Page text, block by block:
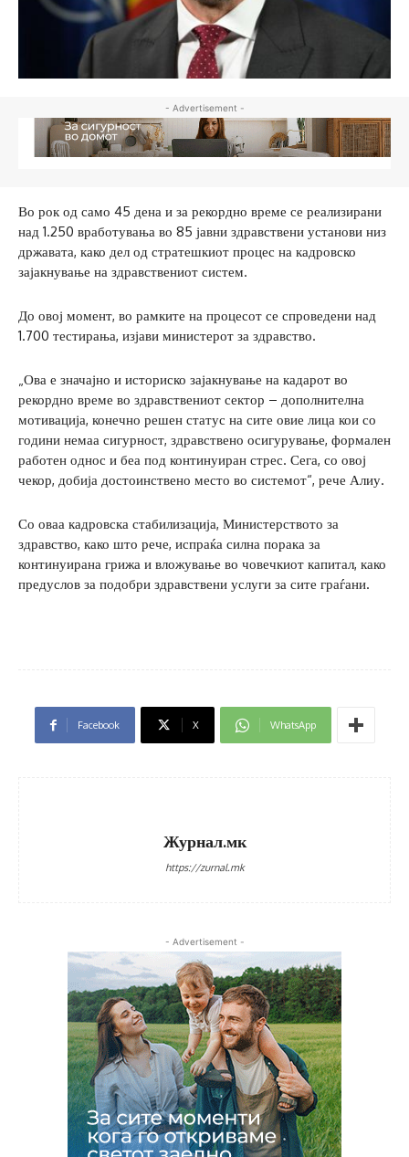
- Advertisement -
Во рок од само 45 дена и за рекордно време се реализирани
над 1.250 вработувања во 85 јавни здравствени установи низ
државата, како дел од стратешкиот процес на кадровско
зајакнување на здравствениот систем.
До овој момент, во рамките на процесот се спроведени над
1.700 тестирања, изјави министерот за здравство.
„Ова е значајно и историско зајакнување на кадарот во
рекордно време во здравствениот сектор – дополнителна
мотивација, конечно решен статус на сите овие лица кои со
години немаа сигурност, здравствено осигурување, формален
работен однос и беа под континуиран стрес. Сега, со овој
чекор, добија достоинствено место во системот“, рече Алиу.
Со оваа кадровска стабилизација, Министерството за
здравство, како што рече, испраќа силна порака за
континуирана грижа и вложување во човечкиот капитал, како
предуслов за подобри здравствени услуги за сите граѓани.
Facebook X WhatsApp
Журнал.мк
https://zurnal.mk
- Advertisement -